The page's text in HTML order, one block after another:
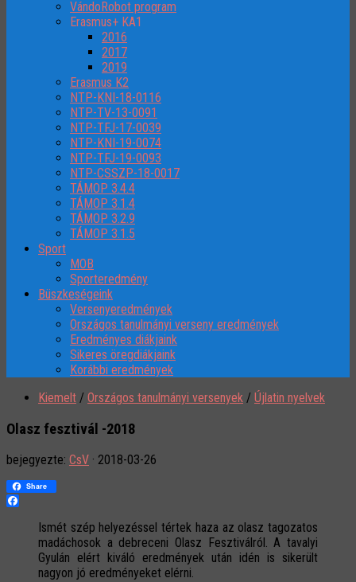
VándoRobot program
Erasmus+ KA1
2016
2017
2019
Erasmus K2
NTP-KNI-18-0116
NTP-TV-13-0091
NTP-TFJ-17-0039
NTP-KNI-19-0074
NTP-TFJ-19-0093
NTP-CSSZP-18-0017
TÁMOP 3.4.4
TÁMOP 3.1.4
TÁMOP 3.2.9
TÁMOP 3.1.5
Sport
MOB
Sporteredmény
Büszkeségeink
Versenyeredmények
Országos tanulmányi verseny eredmények
Eredményes diákjaink
Sikeres öregdiákjaink
Korábbi eredmények
Kiemelt / Országos tanulmányi versenyek / Újlatin nyelvek
Olasz fesztivál -2018
bejegyezte: CsV · 2018-03-26
Share
Ismét szép helyezéssel tértek haza az olasz tagozatos
madáchosok a debreceni Olasz Fesztiválról. A tavalyi
Gyulán elért kiváló eredmények után idén is sikerült
nagyon jó eredményeket elérni.